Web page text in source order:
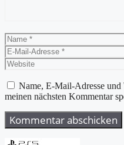
Name
Name, E-Mail-Adresse
meinen nächsten Kommentar